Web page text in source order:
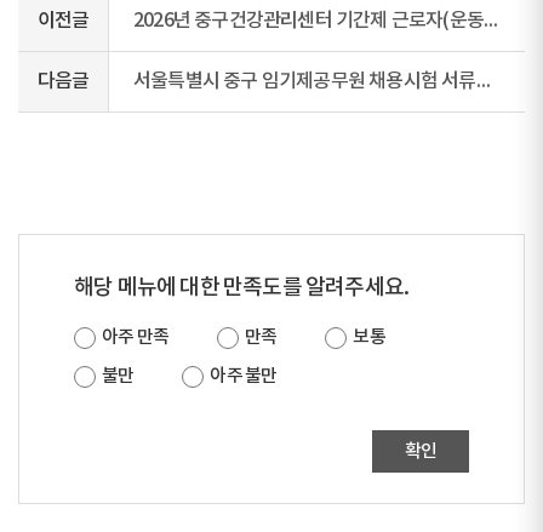
이전글 2026년 중구건강관리센터 기간제 근로자(운동사)채용 최종 합격자 공고
다음글 서울특별시 중구 임기제공무원 채용시험 서류전형 합격자 공고(로더운전, 국가결핵관리사업)
해당 메뉴에 대한 만족도를 알려주세요.
아주 만족 만족
보통
불만
아주 불만
확인